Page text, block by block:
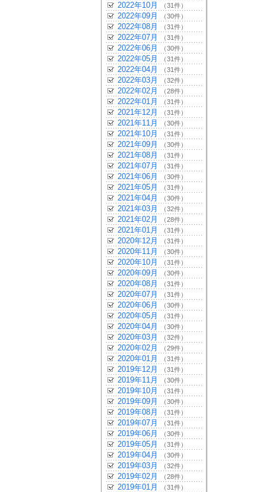
2022年10月 （31件）
2022年09月 （30件）
2022年08月 （31件）
2022年07月 （31件）
2022年06月 （30件）
2022年05月 （31件）
2022年04月 （31件）
2022年03月 （32件）
2022年02月 （28件）
2022年01月 （31件）
2021年12月 （31件）
2021年11月 （30件）
2021年10月 （31件）
2021年09月 （30件）
2021年08月 （31件）
2021年07月 （31件）
2021年06月 （30件）
2021年05月 （31件）
2021年04月 （30件）
2021年03月 （32件）
2021年02月 （28件）
2021年01月 （31件）
2020年12月 （31件）
2020年11月 （30件）
2020年10月 （31件）
2020年09月 （30件）
2020年08月 （31件）
2020年07月 （31件）
2020年06月 （30件）
2020年05月 （31件）
2020年04月 （30件）
2020年03月 （32件）
2020年02月 （29件）
2020年01月 （31件）
2019年12月 （31件）
2019年11月 （30件）
2019年10月 （31件）
2019年09月 （30件）
2019年08月 （31件）
2019年07月 （31件）
2019年06月 （30件）
2019年05月 （31件）
2019年04月 （30件）
2019年03月 （32件）
2019年02月 （28件）
2019年01月 （31件）